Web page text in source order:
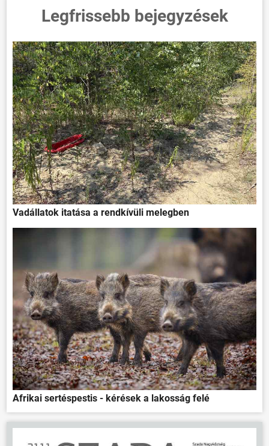
Legfrissebb bejegyzések
Vadállatok itatása a rendkívüli melegben
Afrikai sertéspestis - kérések a lakosság felé